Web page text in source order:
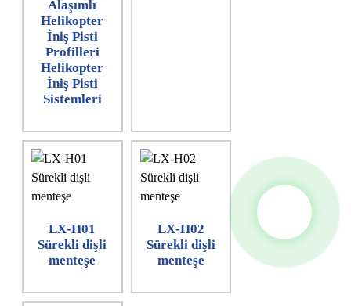
Alaşımlı
Helikopter
İniş Pisti
Profilleri
Helikopter
İniş Pisti
Sistemleri
LX-H01
Sürekli dişli
menteşe
LX-H02
Sürekli dişli
menteşe